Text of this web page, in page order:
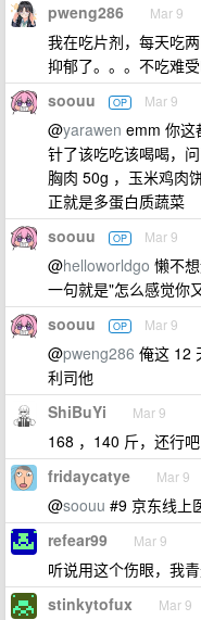
pweng286 Mar 9
我在吃片剂，每天吃
抑郁了。。。不吃难
soouu OP Mar 9
@yarawen emm 你这
针了该吃吃该喝喝，
胸肉 50g ，玉米鸡肉
正就是多蛋白质蔬菜
soouu OP Mar 9
@helloworldgo 懒不
一句就是"怎么感觉你
soouu OP Mar 9
@pweng286 俺这 12
利司他
ShiBuYi Mar 9
168 ，140 斤，还行吧
fridaycatye Mar 9
@soouu #9 京东线上
refear99 Mar 9
听说用这个伤眼，我
stinkytofux Mar 9